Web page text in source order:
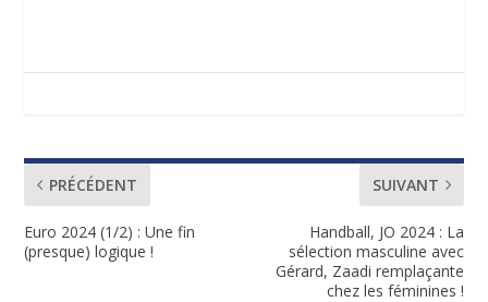
PRÉCÉDENT
Euro 2024 (1/2) : Une fin
(presque) logique !
SUIVANT
Handball, JO 2024 : La
sélection masculine avec
Gérard, Zaadi remplaçante
chez les féminines !